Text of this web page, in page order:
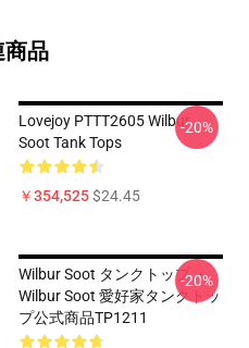
商品
Lovejoy PTTT2605 Wilbur
Soot Tank Tops
￥354,525$24.45
-20%
Wilbur Soot タンクトップ ・
Wilbur Soot 愛好家タンクトッ
プ公式商品TP1211
-20%